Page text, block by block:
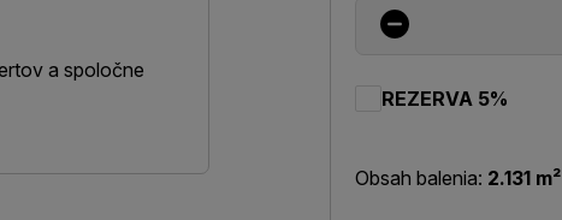
a spoločne
REZERVA 5%
Obsah balenia: 2.131 m²